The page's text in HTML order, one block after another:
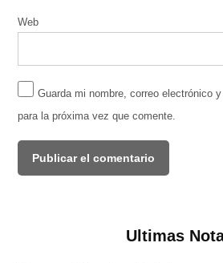
Web
Guarda mi nombre, correo electrónico
para la próxima vez que comente.
Ultimas